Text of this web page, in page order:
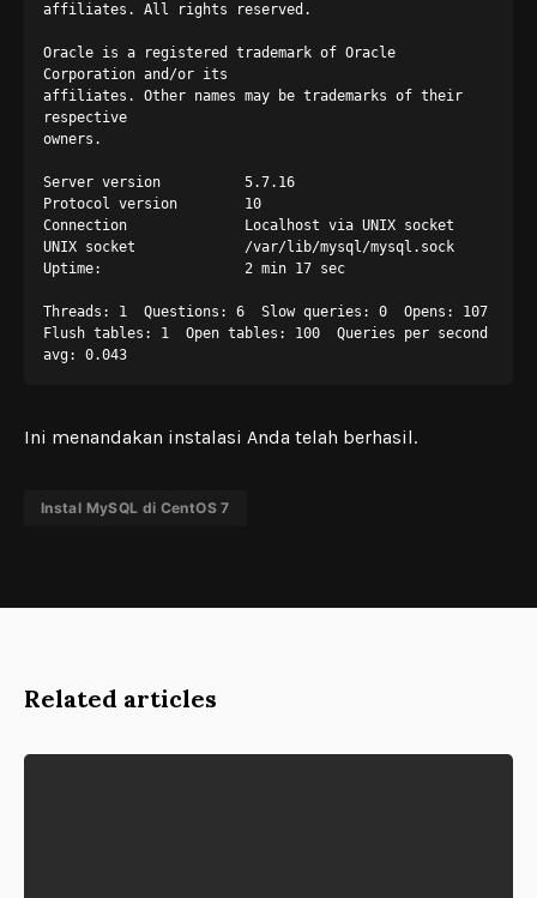
affiliates. All rights reserved.
Oracle is a registered trademark of Oracle
Corporation and/or its
affiliates. Other names may be trademarks of their
respective
owners.
Server version          5.7.16
Protocol version        10
Connection              Localhost via UNIX socket
UNIX socket             /var/lib/mysql/mysql.sock
Uptime:                 2 min 17 sec
Threads: 1  Questions: 6  Slow queries: 0  Opens: 107
Flush tables: 1  Open tables: 100  Queries per second
avg: 0.043
Ini menandakan instalasi Anda telah berhasil.
Instal MySQL di CentOS 7
Related articles